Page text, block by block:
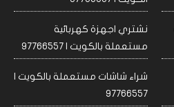
نشتري اجهزة كهربائية
مستعملة بالكويت | 97766557
شراء شاشات مستعملة بالكويت |
97766557